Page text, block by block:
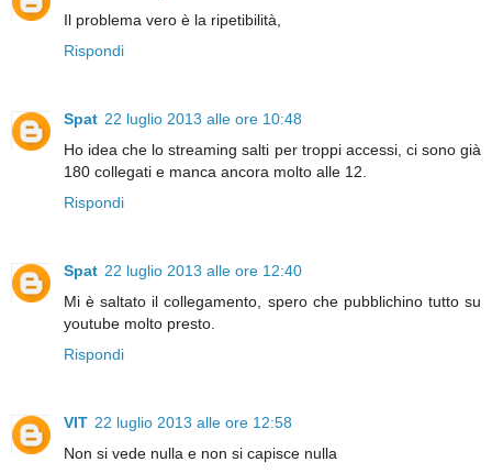
Il problema vero è la ripetibilità,
Rispondi
Spat 22 luglio 2013 alle ore 10:48
Ho idea che lo streaming salti per troppi accessi, ci sono già
180 collegati e manca ancora molto alle 12.
Rispondi
Spat 22 luglio 2013 alle ore 12:40
Mi è saltato il collegamento, spero che pubblichino tutto su
youtube molto presto.
Rispondi
VIT 22 luglio 2013 alle ore 12:58
Non si vede nulla e non si capisce nulla